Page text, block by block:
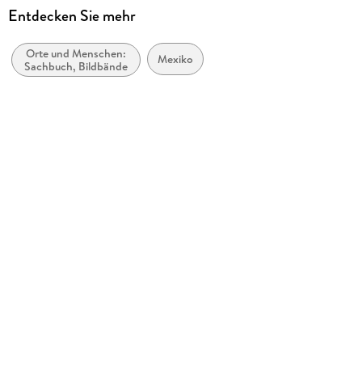
Verlag/Hersteller
Produktart
Kalender
Entdecken Sie mehr
Orte und Menschen:
Sachbuch, Bildbände
Mexiko